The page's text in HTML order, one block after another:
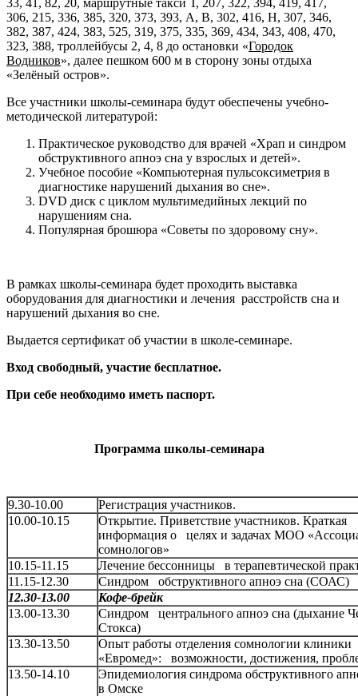
306, 215, 336, 385, 320, 373, 393, А, В, 302, 416, Н, 307, 346,
382, 387, 424, 383, 525, 319, 375, 335, 369, 434, 343, 408, 470,
323, 388, троллейбусы 2, 4, 8 до остановки «Городок
Водников», далее пешком 600 м в сторону зоны отдыха
«Зелёный остров».
Все участники школы-семинара будут обеспечены учебно-
методической литературой:
Практическое руководство для врачей «Храп и синдром
обструктивного апноэ сна у взрослых и детей».
Учебное пособие «Компьютерная пульсоксиметрия в
диагностике нарушений дыхания во сне».
DVD диск с циклом мультимедийных лекций по
нарушениям сна.
Популярная брошюра «Советы по здоровому сну».
В рамках школы-семинара будет проходить выставка
оборудования для диагностики и лечения расстройств сна и
нарушений дыхания во сне.
Выдается сертификат об участии в школе-семинаре.
Вход свободный, участие бесплатное.
При себе необходимо иметь паспорт.
Программа школы-семинара
9.30-10.00
Регистрация участников.
10.00-10.15
Открытие. Приветствие участников. Краткая
информация о целях и задачах МОО
сомнологов»
10.15-11.15
Лечение бессонницы в терапевтической
11.15-12.30
Синдром обструктивного апноэ сна (СОАС)
12.30-13.00
Кофе-брейк
13.00-13.30
Синдром центрального апноэ сна (дыхание
Стокса)
13.30-13.50
Опыт работы отделения сомнологии клиники
«Евромед»: возможности, достижения,
13.50-14.10
Эпидемиология синдрома обструктивного
в Омске